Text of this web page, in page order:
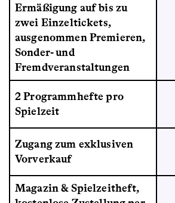
Ermäßigung auf bis zu
zwei Einzeltickets,
ausgenommen Premieren,
Sonder- und
Fremdveranstaltungen
2 Programmhefte pro
Spielzeit
Zugang zum exklusiven
Vorverkauf
Magazin & Spielzeitheft,